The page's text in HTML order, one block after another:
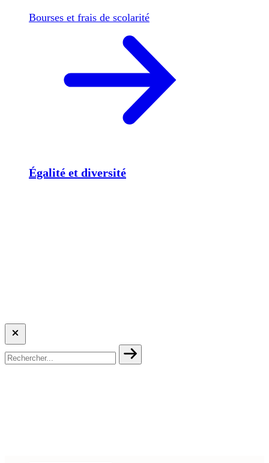
Bourses et frais de scolarité
Égalité et diversité